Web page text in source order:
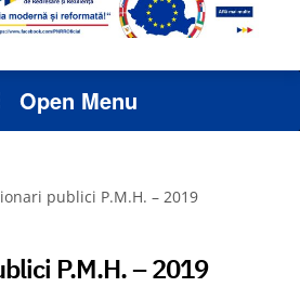
Open Menu
publici P.M.H. – 2019
P.M.H. – 2019